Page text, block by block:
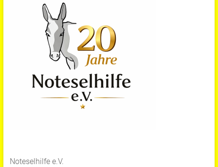
Noteselhilfe e.V.